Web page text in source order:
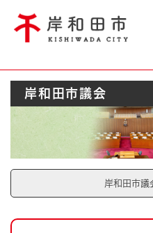
Foreign language
やさしい日本語
防災・緊急情報
ハザードマップ
岸和田市議会
岸和田市議
本